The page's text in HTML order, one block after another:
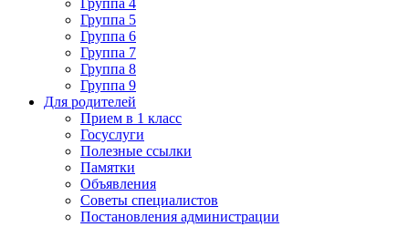
Группа 5
Группа 6
Группа 7
Группа 8
Группа 9
Для родителей
Прием в 1 класс
Госуслуги
Полезные ссылки
Памятки
Объявления
Советы специалистов
Постановления администрации